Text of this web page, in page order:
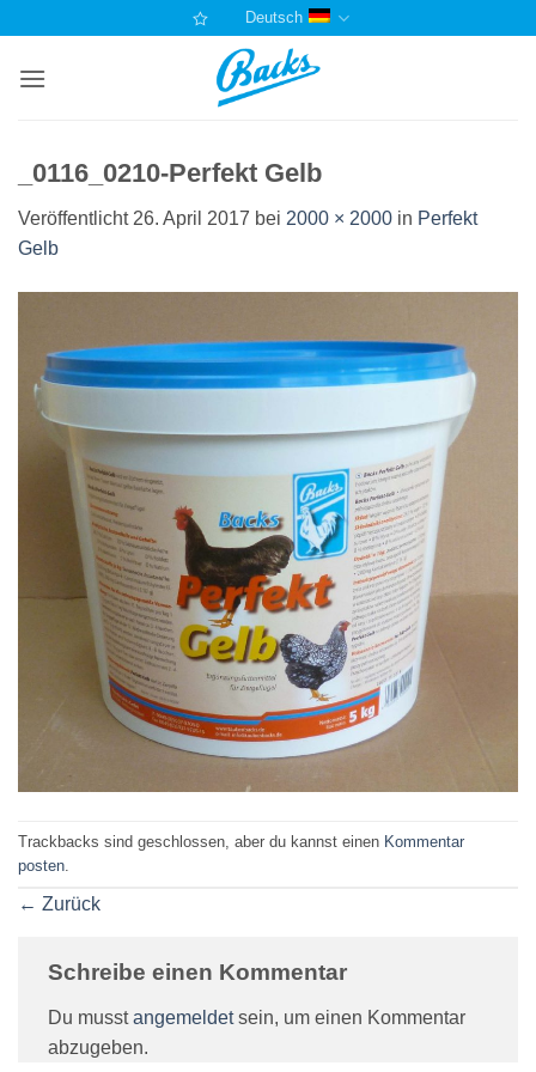
springen
Deutsch
_0116_0210-Perfekt Gelb
Veröffentlicht 26. April 2017 bei 2000 × 2000 in Perfekt
Gelb
Trackbacks sind geschlossen, aber du kannst einen Kommentar
posten
← Zurück
Schreibe einen Kommentar
Du musstangemeldetsein, um einen Kommentar
abzugeben.